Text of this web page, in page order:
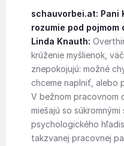
schauvorbei.at: Pani
rozumie pod pojmom
Linda Knauth:
krúženie myšlienok,
znepokojujú: možné
chceme naplniť, alebo
V bežnom pracovnom
miešajú so
psychologického
takzvanej pracovnej